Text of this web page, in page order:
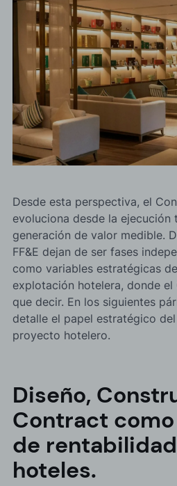
Desde esta perspectiva, el
evoluciona desde la ejecución
generación de valor medible.
FF&E dejan de ser fases
como variables estratégicas
explotación hotelera, donde
que decir. En los siguientes
detalle el papel estratégico
proyecto hotelero.
Diseño,
Contract
de
hoteles.